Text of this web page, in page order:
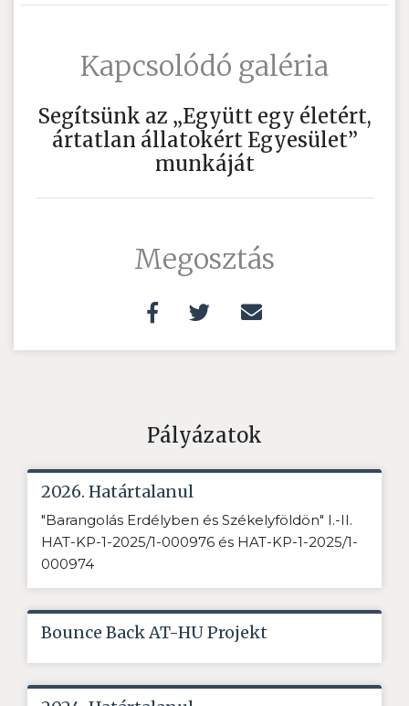
Kapcsolódó galéria
Segítsünk az „Együtt egy életért,
ártatlan állatokért Egyesület”
munkáját
Megosztás
Pályázatok
2026. Határtalanul
"Barangolás Erdélyben és Székelyföldön" I.-II.
HAT-KP-1-2025/1-000976 és HAT-KP-1-2025/1-
000974
Bounce Back AT-HU Projekt